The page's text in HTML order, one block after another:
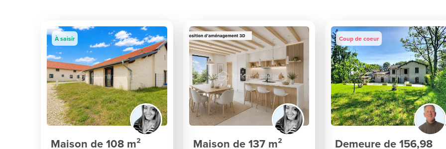
À saisir
Maison de 108 m² Maison de 137 m²
Coup de coeur
Demeure de 156,98